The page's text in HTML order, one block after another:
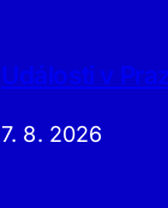
Události v
7. 8. 2026